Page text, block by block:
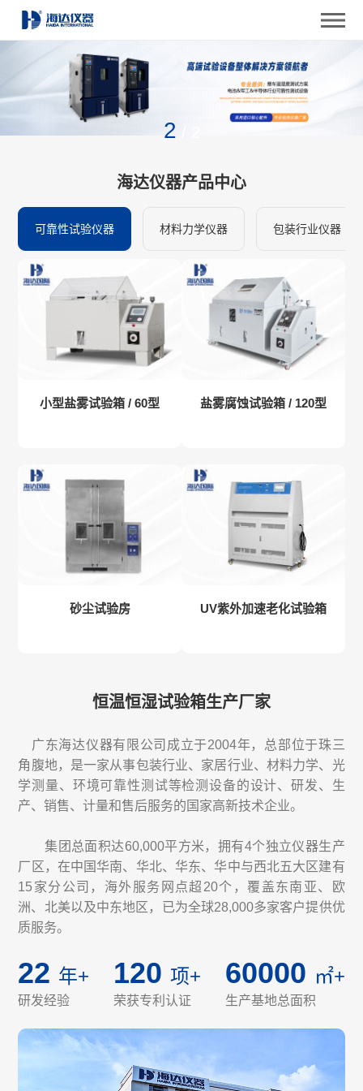
2
海达仪器产品中心
可靠性试验仪器 材料力学仪器 包装行业仪器
小型盐雾试验箱 / 60型 盐雾腐蚀试验箱 / 120型
砂尘试验房 UV紫外加速老化试验箱
恒温恒湿试验箱生产厂家
广东海达仪器有限公司成立于2004年，总部位于珠三
角腹地，是一家从事包装行业、家居行业、材料力学、光
学测量、环境可靠性测试等检测设备的设计、研发、生
产、销售、计量和售后服务的国家高新技术企业。
集团总面积达60,000平方米，拥有4个独立仪器生产
厂区，在中国华南、华北、华东、华中与西北五大区建有
15家分公司，海外服务网点超20个，覆盖东南亚、欧
洲、北美以及中东地区，已为全球28,000多家客户提供优
质服务。
22 年+
研发经验
120 项+
荣获专利认证
60000 ㎡+
生产基地总面积